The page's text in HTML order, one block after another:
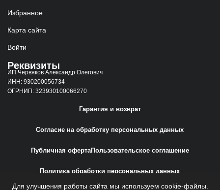
Избранное
Карта сайта
Войти
Реквизиты
ИП Червяков Александр Олегович
ИНН: 930200056734
ОГРНИП: 323930100066270
Гарантия и возврат
Согласие на обработку персональных данных
Публичная офертаПользовательское соглашение
Политика обработки персональных данных
Для улучшения работы сайта мы используем cookie-файлы.